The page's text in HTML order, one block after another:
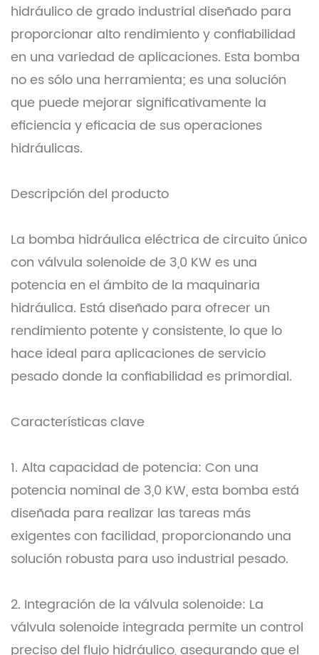
hidráulico de grado industrial diseñado para
proporcionar alto rendimiento y confiabilidad
en una variedad de aplicaciones. Esta bomba
no es sólo una herramienta; es una solución
que puede mejorar significativamente la
eficiencia y eficacia de sus operaciones
hidráulicas.
Descripción del producto
La bomba hidráulica eléctrica de circuito único
con válvula solenoide de 3,0 KW es una
potencia en el ámbito de la maquinaria
hidráulica. Está diseñado para ofrecer un
rendimiento potente y consistente, lo que lo
hace ideal para aplicaciones de servicio
pesado donde la confiabilidad es primordial.
Características clave
1. Alta capacidad de potencia: Con una
potencia nominal de 3,0 KW, esta bomba está
diseñada para realizar las tareas más
exigentes con facilidad, proporcionando una
solución robusta para uso industrial pesado.
2. Integración de la válvula solenoide: La
válvula solenoide integrada permite un control
preciso del flujo hidráulico, asegurando que el